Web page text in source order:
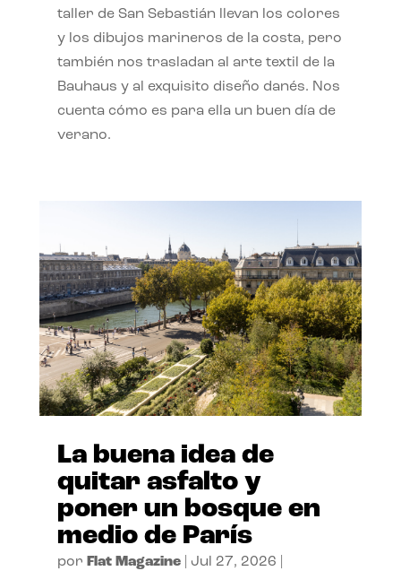
taller de San Sebastián llevan los colores
y los dibujos marineros de la costa, pero
también nos trasladan al arte textil de la
Bauhaus y al exquisito diseño danés. Nos
cuenta cómo es para ella un buen día de
verano.
La buena idea de
quitar asfalto y
poner un bosque en
medio de París
por Flat Magazine| Jul 27, 2026